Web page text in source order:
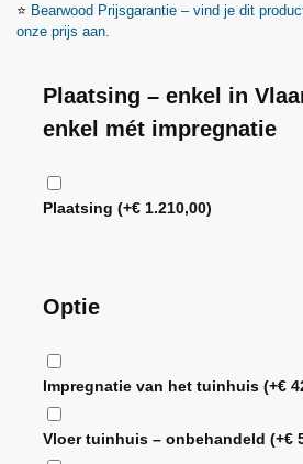
⭐ Bearwood Prijsgarantie – vind je dit
onze prijs aan.
Plaatsing – enkel in
enkel mét impregnatie
Plaatsing(+€ 1.210,00)
Optie
Impregnatie van het tuinhuis(+€
Vloer tuinhuis – onbehandeld(+€